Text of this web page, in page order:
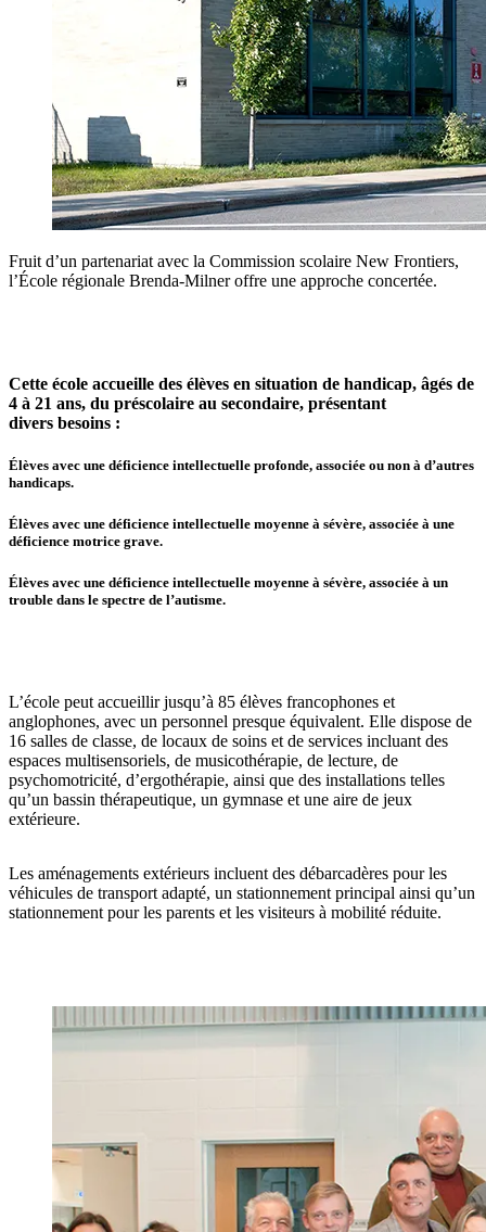
Fruit d’un partenariat avec la Commission scolaire New Frontiers,
l’École régionale Brenda‑Milner offre une approche concertée.
Cette école accueille des élèves en situation de handicap, âgés de
4 à 21 ans, du préscolaire au secondaire, présentant
divers besoins :
Élèves avec une déficience intellectuelle profonde, associée ou non à d’autres
handicaps.
Élèves avec une déficience intellectuelle moyenne à sévère, associée à une
déficience motrice grave.
Élèves avec une déficience intellectuelle moyenne à sévère, associée à un
trouble dans le spectre de l’autisme.
L’école peut accueillir jusqu’à 85 élèves francophones et
anglophones, avec un personnel presque équivalent. Elle dispose de
16 salles de classe, de locaux de soins et de services incluant des
espaces multisensoriels, de musicothérapie, de lecture, de
psychomotricité, d’ergothérapie, ainsi que des installations telles
qu’un bassin thérapeutique, un gymnase et une aire de jeux
extérieure.
Les aménagements extérieurs incluent des débarcadères pour les
véhicules de transport adapté, un stationnement principal ainsi qu’un
stationnement pour les parents et les visiteurs à mobilité réduite.